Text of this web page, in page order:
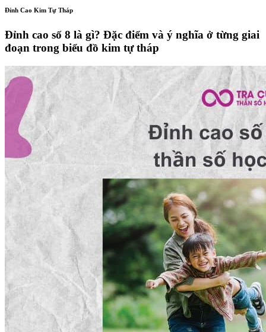
Đỉnh Cao Kim Tự Tháp
Đỉnh cao số 8 là gì? Đặc điểm và ý nghĩa ở từng giai
đoạn trong biểu đồ kim tự tháp